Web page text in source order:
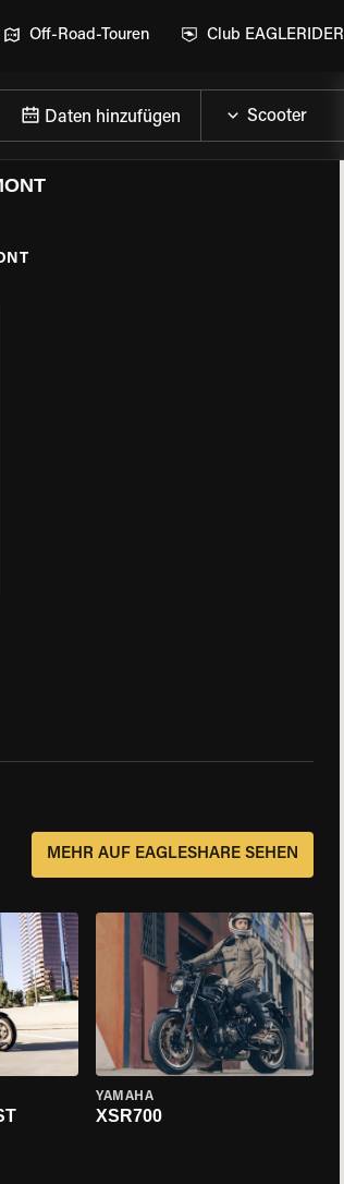
Off-Road-Touren Club EAGLERIDER
Daten hinzufügen
DETAILS ANZEIGEN
MEHR AUF EAGLESHARE SEHEN
YAMAHA
XSR700